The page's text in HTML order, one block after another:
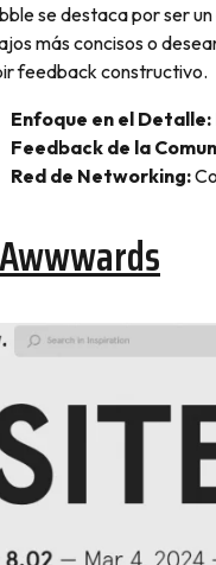
se destaca por ser
más concisos o
feedback constructivo.
Enfoque en el Detalle:
Feedback de la
Red de Networking:
Awwwards